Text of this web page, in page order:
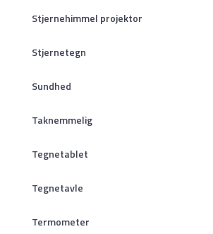
Stjernehimmel projektor
Stjernetegn
Sundhed
Taknemmelig
Tegnetablet
Tegnetavle
Termometer